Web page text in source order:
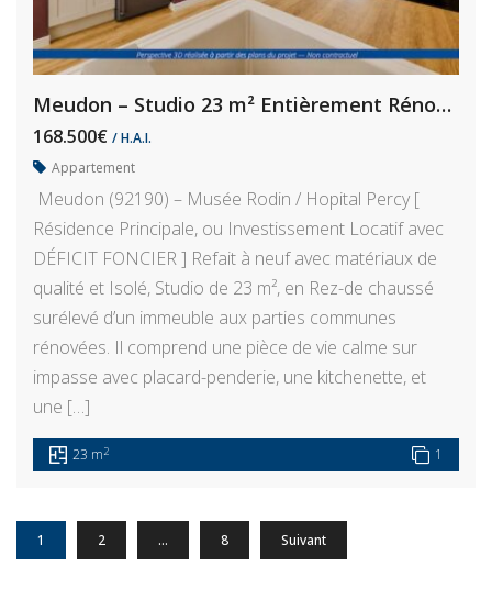
Meudon – Studio 23 m² Entièrement Rénové (possible Déficit Foncier)
168.500€ / H.A.I.
Appartement
Meudon (92190) – Musée Rodin / Hopital Percy [
Résidence Principale, ou Investissement Locatif avec
DÉFICIT FONCIER ] Refait à neuf avec matériaux de
qualité et Isolé, Studio de 23 m², en Rez-de chaussé
surélevé d’un immeuble aux parties communes
rénovées. Il comprend une pièce de vie calme sur
impasse avec placard-penderie, une kitchenette, et
une […]
23 m2 1
1 2 … 8 Suivant